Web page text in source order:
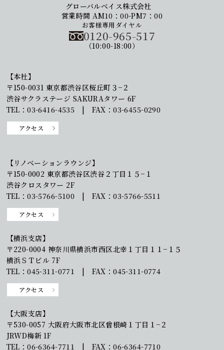
グローバルベイス株式会社
営業時間 AM10：00-PM7：00
お客様専用ダイヤル
0120-965-517
（10:00-18:00）
【本社】
〒150-0031 東京都渋谷区桜丘町３−２
渋谷サクラステージ SAKURAタワー 6F
TEL：03-6416-4535 | FAX：03-6455-0290
アクセス
【リノベーションラウンジ】
〒150-0002 東京都渋谷区渋谷２丁目１５−１
渋谷クロスタワー 2F
TEL：03-5766-5100 | FAX：03-5766-5511
アクセス
【横浜支店】
〒220-0004 神奈川県横浜市西区北幸１丁目１１−１５
横浜ＳＴビル 7F
TEL：045-311-0771 | FAX：045-311-0774
アクセス
【大阪支店】
〒530-0057 大阪府大阪市北区曾根崎１丁目１−２
JRWD梅新 1F
TEL：06-6364-7711 | FAX：06-6364-7710